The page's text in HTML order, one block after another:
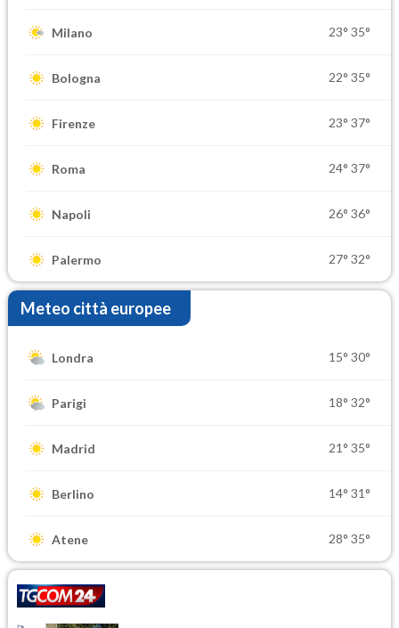
Milano 23° 35°
Bologna 22° 35°
Firenze 23° 37°
Roma 24° 37°
Napoli 26° 36°
Palermo 27° 32°
Meteo città europee
Londra 15° 30°
Parigi 18° 32°
Madrid 21° 35°
Berlino 14° 31°
Atene 28° 35°